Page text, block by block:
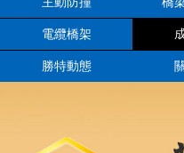
電纜橋架
勝特動態